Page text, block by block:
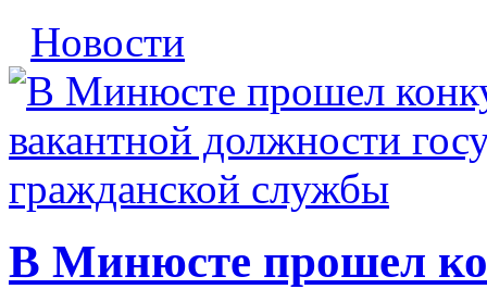
Новости
В Минюсте прошел